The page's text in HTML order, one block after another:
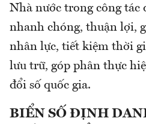
Nhà nước trong công tác
nhanh chóng, thuận lợi,
nhân lực, tiết kiệm thời
lưu trữ, góp phân thực
đổi số quốc gia.
BIỂN SỐ ĐỊNH